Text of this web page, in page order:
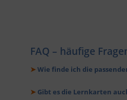
FAQ – häufige
➤Wie finde ich die
➤ Gibt es die Lernkarten